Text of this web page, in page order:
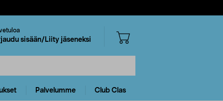
sisään/Liity jäseneksi
Palvelumme Club Clas